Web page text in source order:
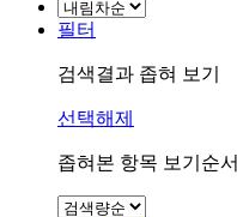
필터
검색결과 좁혀 보기
선택해제
좁혀본 항목 보기순서